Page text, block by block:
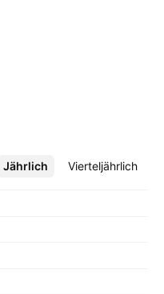
Jährlich Vierteljährlich
Mehr